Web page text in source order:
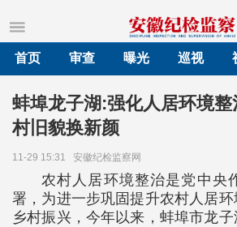
首页
审查 曝光 巡视
蚌埠龙子湖:强化人居环境
村旧貌换新颜
11-29 15:31 安徽纪检监察网
农村人居环境整治是党中央
署，为进一步巩固提升农村人居
乡村振兴，今年以来，蚌埠市龙